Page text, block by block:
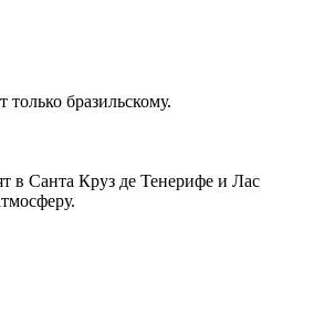
бразильскому.
в Санта Круз де Тенерифе и Лас